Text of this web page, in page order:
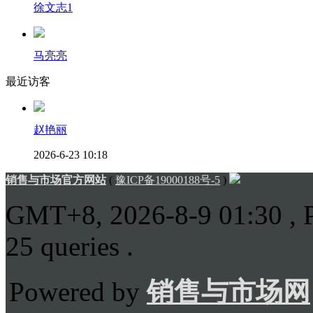
徐文志1
马亮亮
最近访客
赵艳丽
2026-6-23 10:18
销售与市场官方网站( 豫ICP备19000188号-5 )
GMT+8, 2026-8-9 01:30 ,
25 queries .
Powered by销售与市场网